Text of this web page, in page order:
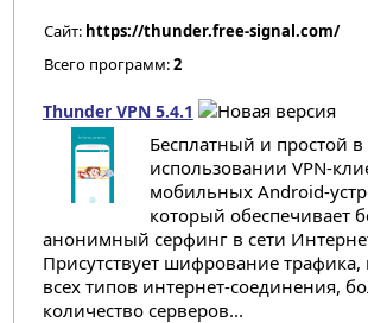
Сайт: https://thunder.free-signal.com/
Всего программ:2
Thunder VPN 5.4.1
Бесплатный и простой в
использовании VPN-
мобильных Android-
который обеспечивает
анонимный серфинг в сети
Присутствует шифрование трафика,
всех типов интернет-соединения,
количество серверов...